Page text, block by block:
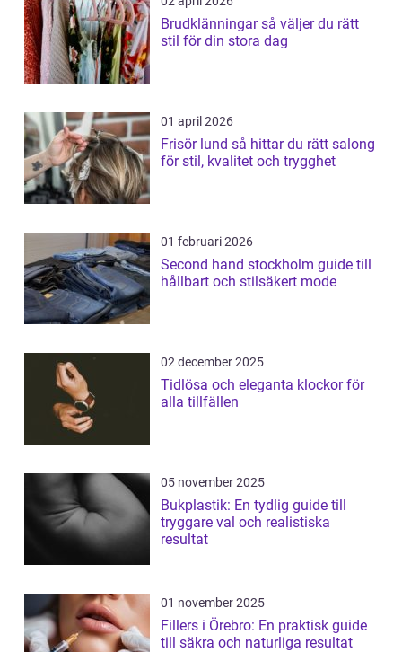
Brudklänningar så väljer du rätt
stil för din stora dag
01 april 2026
Frisör lund så hittar du rätt salong
för stil, kvalitet och trygghet
01 februari 2026
Second hand stockholm guide till
hållbart och stilsäkert mode
02 december 2025
Tidlösa och eleganta klockor för
alla tillfällen
05 november 2025
Bukplastik: En tydlig guide till
tryggare val och realistiska
resultat
01 november 2025
Fillers i Örebro: En praktisk guide
till säkra och naturliga resultat